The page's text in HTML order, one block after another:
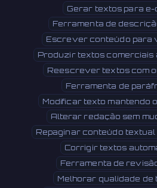
Gerar textos para
Ferramenta de
Escrever conteúdo para
Produzir textos comerciais
Reescrever textos com
Ferramenta de
Modificar texto mantendo
Alterar redação sem
Repaginar conteúdo
Corrigir textos
Ferramenta de
Melhorar qualidade de